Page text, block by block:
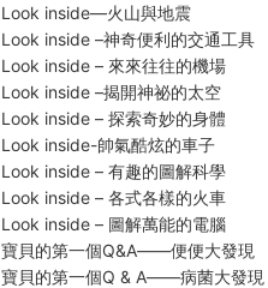
Look inside—火山與地震
Look inside –神奇便利的交通工具
Look inside – 來來往往的機場
Look inside –揭開神祕的太空
Look inside – 探索奇妙的身體
Look inside-帥氣酷炫的車子
Look inside – 有趣的圖解科學
Look inside – 各式各樣的火車
Look inside – 圖解萬能的電腦
寶貝的第一個Q&A――便便大發現
寶貝的第一個Q & A――病菌大發現